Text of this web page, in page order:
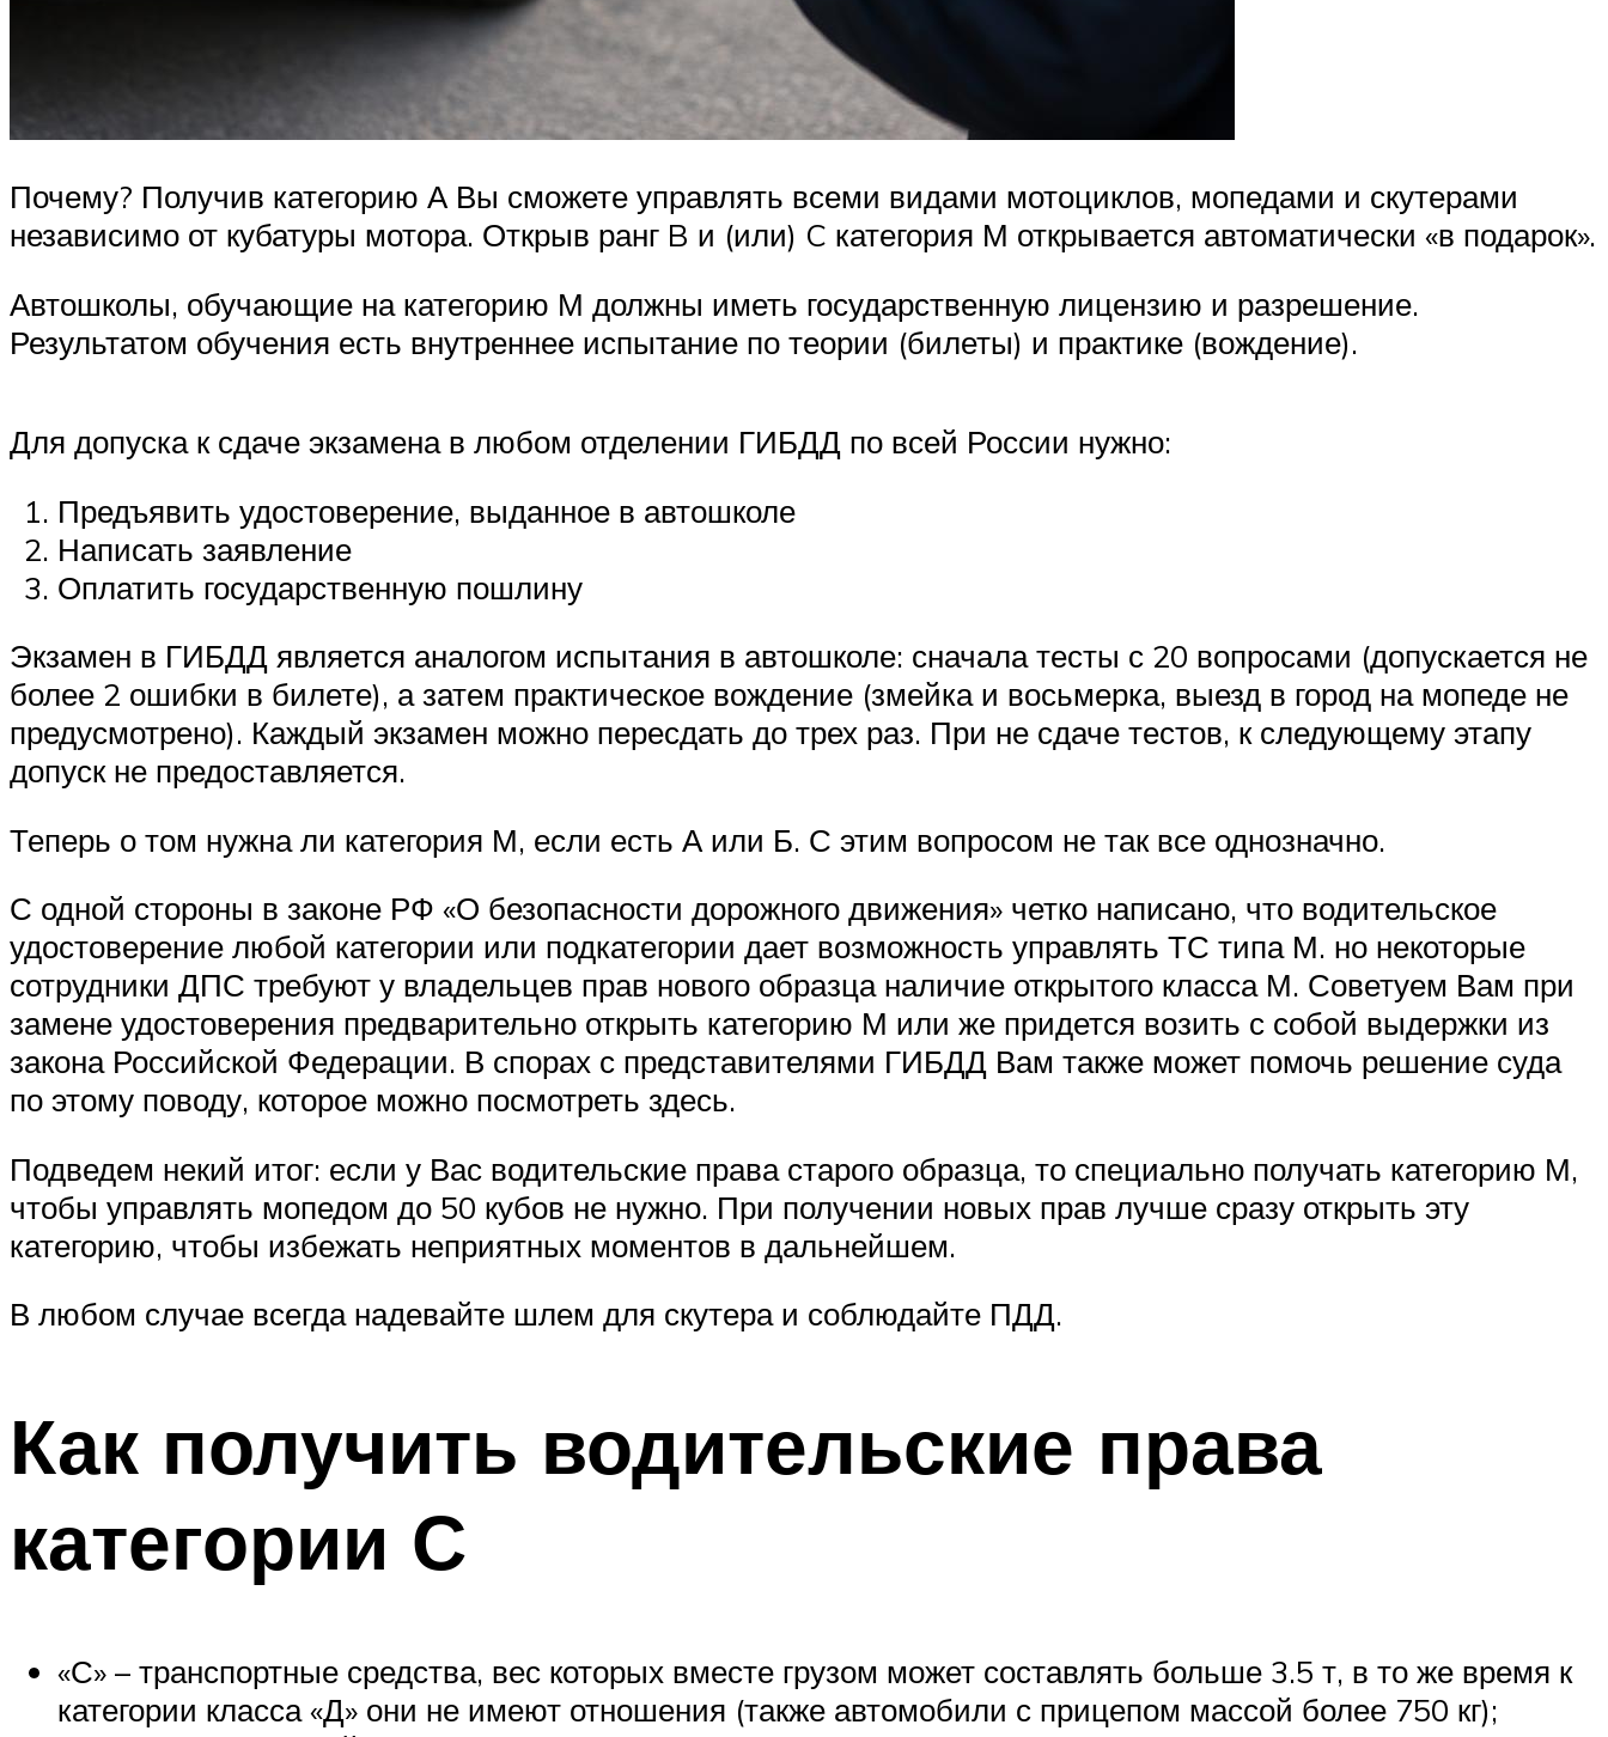
Почему? Получив категорию А Вы сможете управлять всеми видами мотоциклов, мопедами и скутерами
независимо от кубатуры мотора. Открыв ранг B и (или) C категория М открывается автоматически «в подарок».
Автошколы, обучающие на категорию М должны иметь государственную лицензию и разрешение.
Результатом обучения есть внутреннее испытание по теории (билеты) и практике (вождение).
Для допуска к сдаче экзамена в любом отделении ГИБДД по всей России нужно:
Предъявить удостоверение, выданное в автошколе
Написать заявление
Оплатить государственную пошлину
Экзамен в ГИБДД является аналогом испытания в автошколе: сначала тесты с 20 вопросами (допускается не
более 2 ошибки в билете), а затем практическое вождение (змейка и восьмерка, выезд в город на мопеде не
предусмотрено). Каждый экзамен можно пересдать до трех раз. При не сдаче тестов, к следующему этапу
допуск не предоставляется.
Теперь о том нужна ли категория М, если есть А или Б. С этим вопросом не так все однозначно.
С одной стороны в законе РФ «О безопасности дорожного движения» четко написано, что водительское
удостоверение любой категории или подкатегории дает возможность управлять ТС типа М. но некоторые
сотрудники ДПС требуют у владельцев прав нового образца наличие открытого класса М. Советуем Вам при
замене удостоверения предварительно открыть категорию М или же придется возить с собой выдержки из
закона Российской Федерации. В спорах с представителями ГИБДД Вам также может помочь решение суда
по этому поводу, которое можно посмотреть здесь.
Подведем некий итог: если у Вас водительские права старого образца, то специально получать категорию М,
чтобы управлять мопедом до 50 кубов не нужно. При получении новых прав лучше сразу открыть эту
категорию, чтобы избежать неприятных моментов в дальнейшем.
В любом случае всегда надевайте шлем для скутера и соблюдайте ПДД.
Как получить водительские права
категории С
«С» – транспортные средства, вес которых вместе грузом может составлять больше 3.5 т, в то же время к
категории класса «Д» они не имеют отношения (также автомобили с прицепом массой более 750 кг);